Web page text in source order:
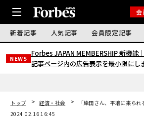
会
新着記事 人気記事 会員限定記事
NEWS
Forbes JAPAN MEMBERSHIP 新機能｜
記事ページ内の広告表示を最小限にし
トップ 経済・社会
「岸田さん、平壌に来ら
2024.02.16 16:45